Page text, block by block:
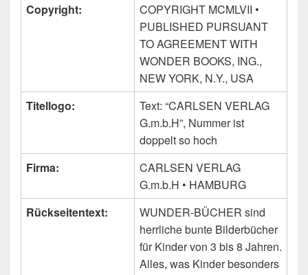
Copyright:
COPYRIGHT MCMLVII •
PUBLISHED PURSUANT
TO AGREEMENT WITH
WONDER BOOKS, ING.,
NEW YORK, N.Y., USA
Titellogo:
Text: “CARLSEN VERLAG
G.m.b.H”, Nummer ist
doppelt so hoch
Firma:
CARLSEN VERLAG
G.m.b.H • HAMBURG
Rückseitentext:
WUNDER-BÜCHER sind
herrliche bunte Bilderbücher
für Kinder von 3 bis 8 Jahren.
Alles, was Kinder besonders